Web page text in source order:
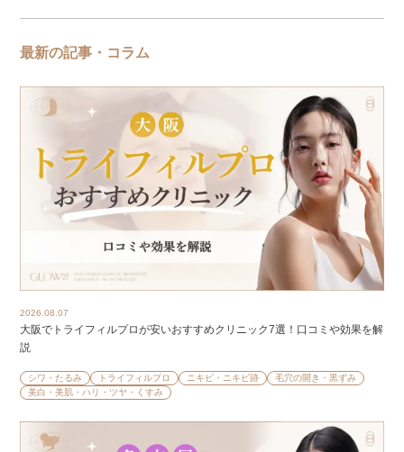
最新の記事・コラム
2026.08.07
大阪でトライフィルプロが安いおすすめクリニック7選！口コミや効果を解
説
シワ・たるみ トライフィルプロ ニキビ・ニキビ跡
毛穴の開き・黒ずみ
美白・美肌・ハリ・ツヤ・くすみ